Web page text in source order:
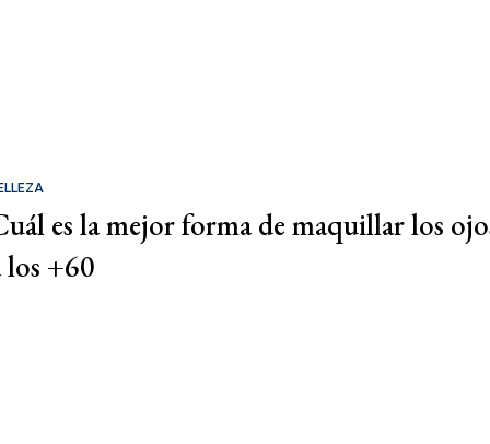
es la mejor forma de maquillar los
los +60